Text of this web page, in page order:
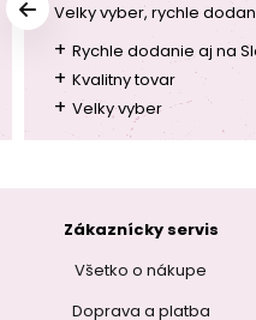
Velky vyber, rychle
+ Rychle dodanie aj na
+ Kvalitny tovar
+ Velky vyber
Zákaznícky servis
Všetko o nákupe
Doprava a platba